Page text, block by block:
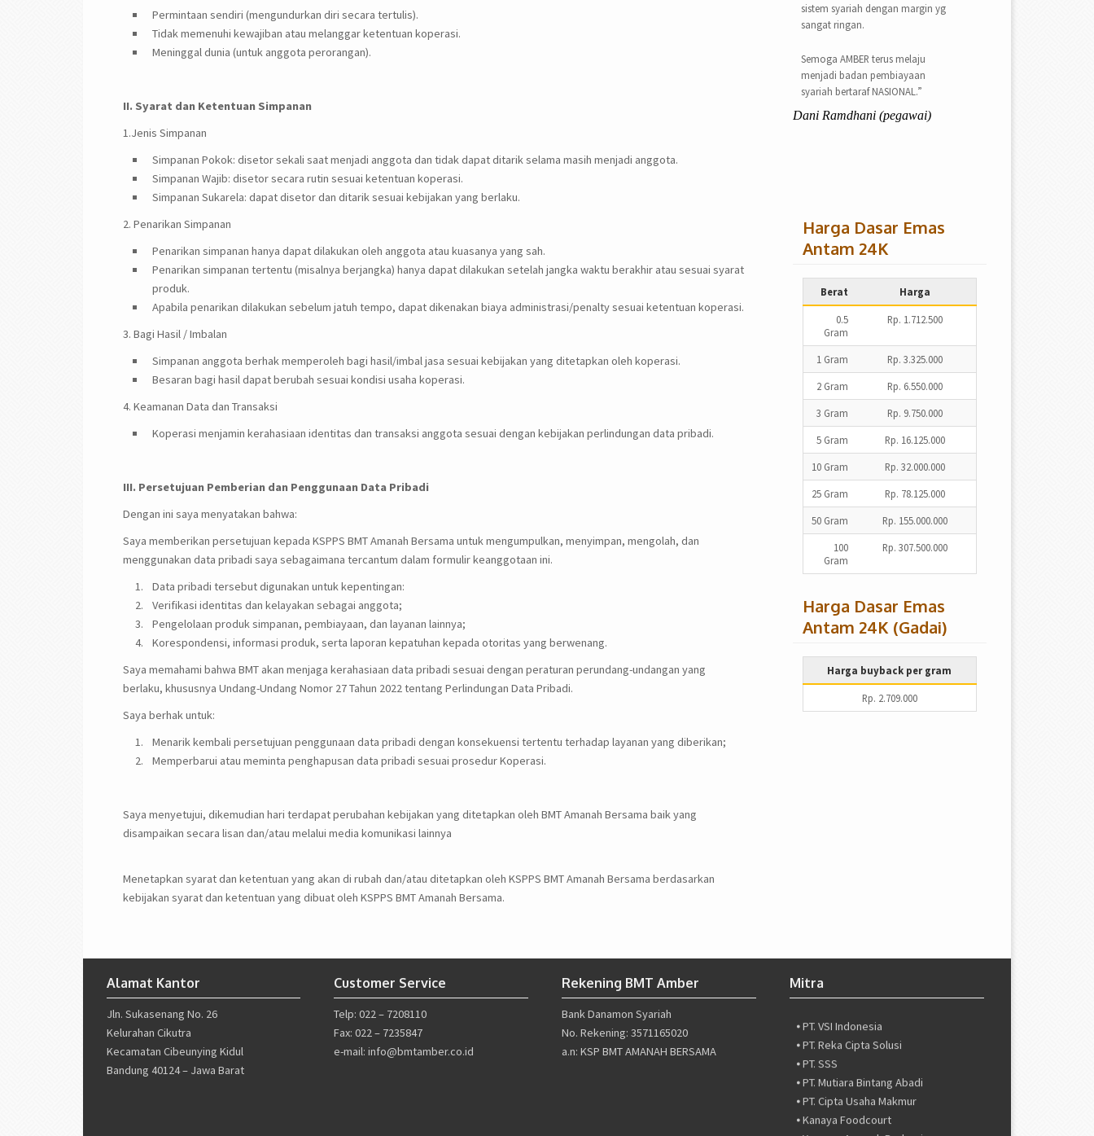
Permintaan sendiri (mengundurkan diri secara tertulis).
Tidak memenuhi kewajiban atau melanggar ketentuan koperasi.
Meninggal dunia (untuk anggota perorangan).
II. Syarat dan Ketentuan Simpanan
1.Jenis Simpanan
Simpanan Pokok: disetor sekali saat menjadi anggota dan tidak dapat ditarik selama masih menjadi anggota.
Simpanan Wajib: disetor secara rutin sesuai ketentuan koperasi.
Simpanan Sukarela: dapat disetor dan ditarik sesuai kebijakan yang berlaku.
2. Penarikan Simpanan
Penarikan simpanan hanya dapat dilakukan oleh anggota atau kuasanya yang sah.
Penarikan simpanan tertentu (misalnya berjangka) hanya dapat dilakukan setelah jangka waktu berakhir atau sesuai syarat
produk.
Apabila penarikan dilakukan sebelum jatuh tempo, dapat dikenakan biaya administrasi/penalty sesuai ketentuan koperasi.
3. Bagi Hasil / Imbalan
Simpanan anggota berhak memperoleh bagi hasil/imbal jasa sesuai kebijakan yang ditetapkan oleh koperasi.
Besaran bagi hasil dapat berubah sesuai kondisi usaha koperasi.
4. Keamanan Data dan Transaksi
Koperasi menjamin kerahasiaan identitas dan transaksi anggota sesuai dengan kebijakan perlindungan data pribadi.
III. Persetujuan Pemberian dan Penggunaan Data Pribadi
Dengan ini saya menyatakan bahwa:
Saya memberikan persetujuan kepada KSPPS BMT Amanah Bersama untuk mengumpulkan, menyimpan, mengolah, dan
menggunakan data pribadi saya sebagaimana tercantum dalam formulir keanggotaan ini.
Data pribadi tersebut digunakan untuk kepentingan:
Verifikasi identitas dan kelayakan sebagai anggota;
Pengelolaan produk simpanan, pembiayaan, dan layanan lainnya;
Korespondensi, informasi produk, serta laporan kepatuhan kepada otoritas yang berwenang.
Saya memahami bahwa BMT akan menjaga kerahasiaan data pribadi sesuai dengan peraturan perundang-undangan yang
berlaku, khususnya Undang-Undang Nomor 27 Tahun 2022 tentang Perlindungan Data Pribadi.
Saya berhak untuk:
Menarik kembali persetujuan penggunaan data pribadi dengan konsekuensi tertentu terhadap layanan yang diberikan;
Memperbarui atau meminta penghapusan data pribadi sesuai prosedur Koperasi.
Saya menyetujui, dikemudian hari terdapat perubahan kebijakan yang ditetapkan oleh BMT Amanah Bersama baik yang
disampaikan secara lisan dan/atau melalui media komunikasi lainnya
Menetapkan syarat dan ketentuan yang akan di rubah dan/atau ditetapkan oleh KSPPS BMT Amanah Bersama berdasarkan
kebijakan syarat dan ketentuan yang dibuat oleh KSPPS BMT Amanah Bersama.
sistem syariah dengan margin yg
sangat ringan.
Semoga AMBER terus melaju
menjadi badan pembiayaan
syariah bertaraf NASIONAL.”
Dani Ramdhani (pegawai)
Harga Dasar Emas
Antam 24K
Berat Harga
0.5
Gram
Rp. 1.712.500
1 Gram Rp. 3.325.000
2 Gram Rp. 6.550.000
3 Gram Rp. 9.750.000
5 Gram Rp. 16.125.000
10 Gram Rp. 32.000.000
25 Gram Rp. 78.125.000
50 Gram Rp. 155.000.000
100
Gram
Rp. 307.500.000
Harga Dasar Emas
Antam 24K (Gadai)
Harga buyback per gram
Rp. 2.709.000
Alamat Kantor
Jln. Sukasenang No. 26
Kelurahan Cikutra
Kecamatan Cibeunying Kidul
Bandung 40124 – Jawa Barat
Customer Service
Telp: 022 – 7208110
Fax: 022 – 7235847
e-mail: info@bmtamber.co.id
Rekening BMT Amber
Bank Danamon Syariah
No. Rekening: 3571165020
a.n: KSP BMT AMANAH BERSAMA
Mitra
⦁ PT. Valuestream International
⦁ PT. ZBS International
⦁ PT. VSI Indonesia
⦁ PT. Reka Cipta Solusi
⦁ PT. SSS
⦁ PT. Mutiara Bintang Abadi
⦁ PT. Cipta Usaha Makmur
⦁ Kanaya Foodcourt